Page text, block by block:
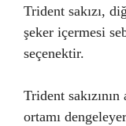
Trident sakızı,
şeker içermesi
seçenektir.
Trident
ortamı